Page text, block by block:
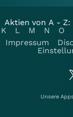
Aktien von A - Z:
K
L M N O
Impressum
Unsere